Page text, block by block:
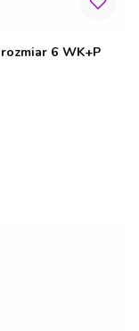
6 WK+P